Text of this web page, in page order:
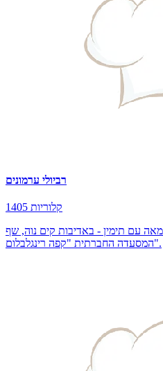
רביולי ערמונים
1405 קלוריות
עם תימין - באדיבות קים נוה, שף
המסעדה החברתית "קפה רינגלבלום".